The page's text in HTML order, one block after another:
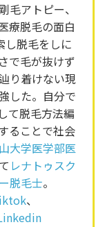
毛アトピー、
療脱毛の面白
し脱毛をしに
で毛が抜けず
り着けない現
した。自分で
て脱毛方法編
ることで社会
大学医学部医
レナトゥスク
脱毛士。
、